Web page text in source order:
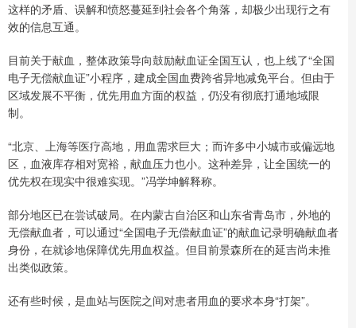
这样的矛盾、误解和愤怒蔓延到社会各个角落，却极少出现行之有
效的信息互通。
目前关于献血，整体政策导向鼓励献血证全国互认，也上线了“全国
电子无偿献血证”小程序，建成全国血费跨省异地减免平台。但由于
区域发展不平衡，优先用血方面的权益，仍没有彻底打通地域限
制。
“北京、上海等医疗高地，用血需求巨大；而许多中小城市或偏远地
区，血液库存相对宽裕，献血压力也小。这种差异，让全国统一的
优先权在现实中很难实现。”冯学坤解释称。
部分地区已在尝试破局。在内蒙古自治区和山东省青岛市，外地的
无偿献血者，可以通过“全国电子无偿献血证”的献血记录明确献血者
身份，在就诊地保障优先用血权益。但目前景森所在的延吉尚未推
出类似政策。
还有些时候，是血站与医院之间对患者用血的要求本身“打架”。